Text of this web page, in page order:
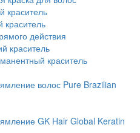
краситель
краситель
действия
краситель
краситель
волос Pure Brazilian
GK Hair Global Keratin